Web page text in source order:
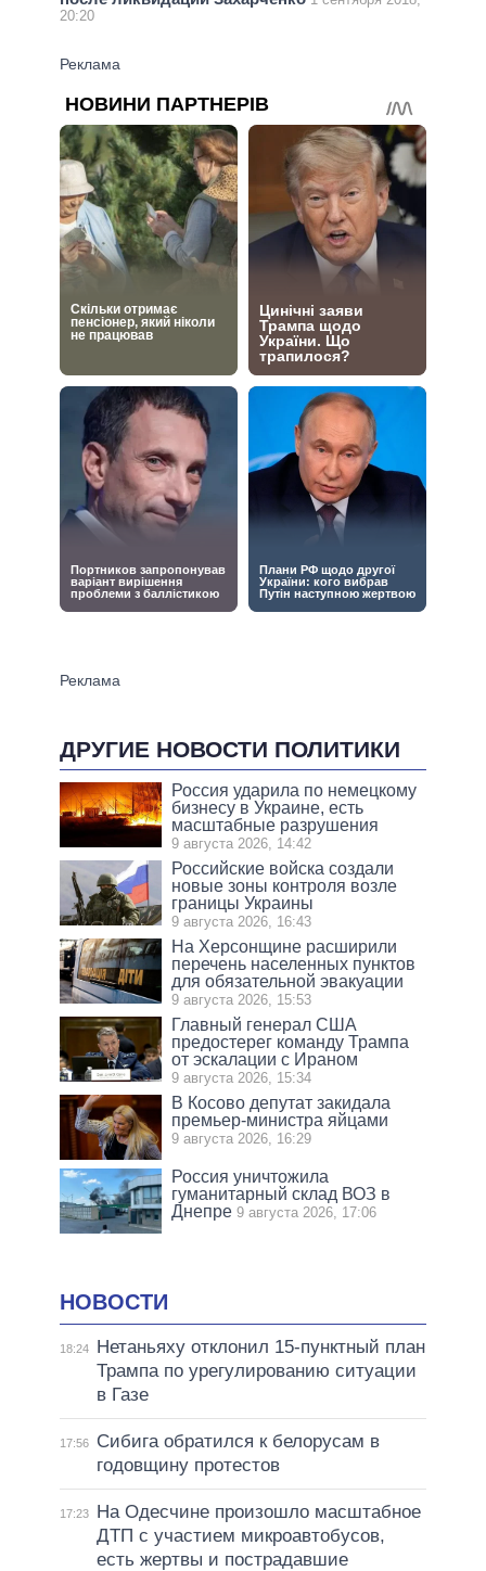
20:20
ДРУГИЕ НОВОСТИ ПОЛИТИКИ
Россия ударила по немецкому
бизнесу в Украине, есть
масштабные разрушения
9 августа 2026, 14:42
Российские войска создали
новые зоны контроля возле
границы Украины
9 августа 2026, 16:43
На Херсонщине расширили
перечень населенных пунктов
для обязательной эвакуации
9 августа 2026, 15:53
Главный генерал США
предостерег команду Трампа
от эскалации с Ираном
9 августа 2026, 15:34
В Косово депутат закидала
премьер-министра яйцами
9 августа 2026, 16:29
Россия уничтожила
гуманитарный склад ВОЗ в
Днепре 9 августа 2026, 17:06
НОВОСТИ
18:24
Нетаньяху отклонил 15-пунктный план
Трампа по урегулированию ситуации
в Газе
17:56
Сибига обратился к белорусам в
годовщину протестов
17:23
На Одесчине произошло масштабное
ДТП с участием микроавтобусов,
есть жертвы и пострадавшие